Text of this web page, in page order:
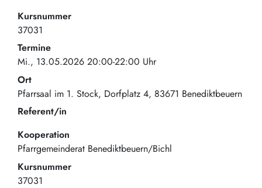
Kursnummer
37031
Termine
Mi., 13.05.2026 20:00-22:00 Uhr
Ort
Pfarrsaal im 1. Stock Dorfplatz 4 83671 Benediktbeuern
Referent/in
Kooperation
Pfarrgemeinderat Benediktbeuern/Bichl
Kursnummer
37031